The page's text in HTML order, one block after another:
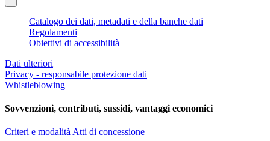
Catalogo dei dati, metadati e della banche dati
Regolamenti
Obiettivi di accessibilità
Dati ulteriori
Privacy - responsabile protezione dati
Whistleblowing
Sovvenzioni, contributi, sussidi, vantaggi economici
Criteri e modalità Atti di concessione